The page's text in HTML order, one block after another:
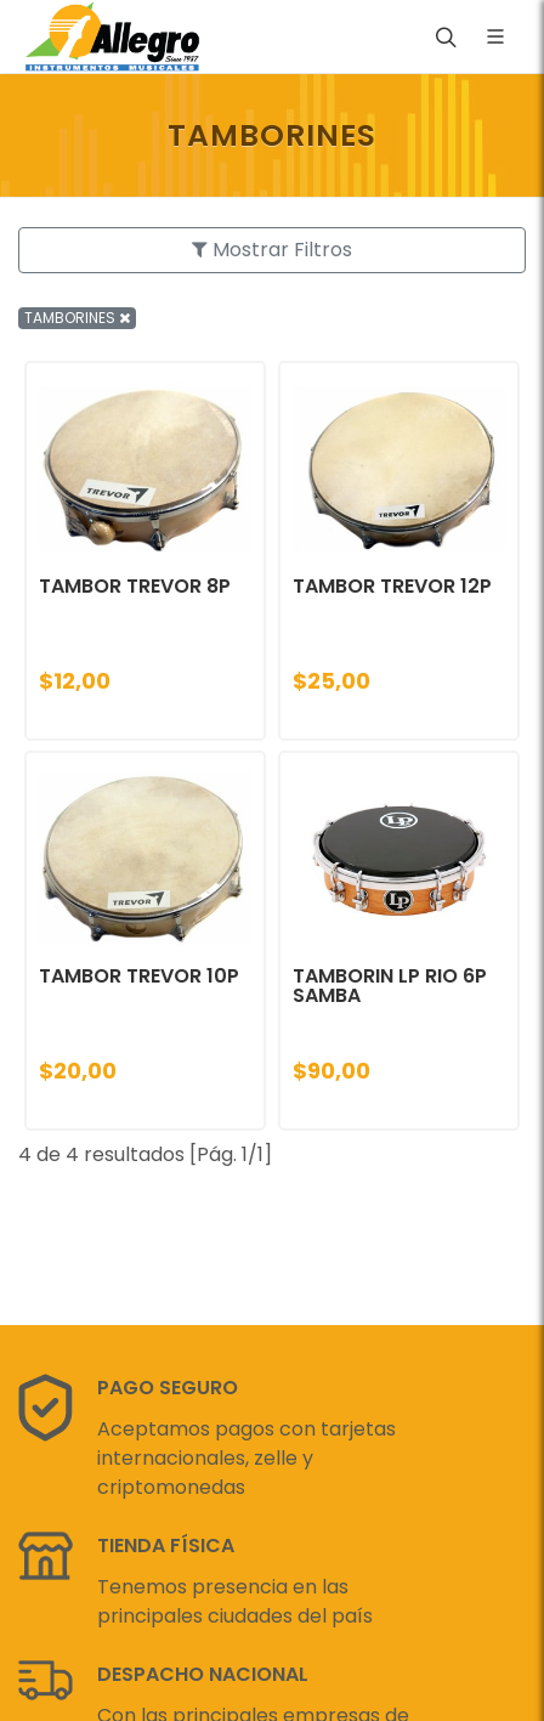
TAMBORINES
Mostrar Filtros
TAMBORINES
TAMBOR TREVOR 8P
$12,00
TAMBOR TREVOR 12P
$25,00
TAMBOR TREVOR 10P
$20,00
TAMBORIN LP RIO 6P
SAMBA
$90,00
4 de 4 resultados [Pág. 1/1]
PAGO SEGURO
Aceptamos pagos con tarjetas
internacionales, zelle y
criptomonedas
TIENDA FÍSICA
Tenemos presencia en las
principales ciudades del país
DESPACHO NACIONAL
Con las principales empresas de